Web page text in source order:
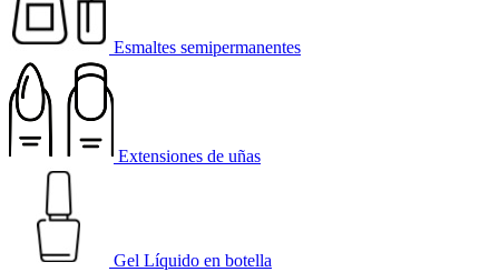
Esmaltes semipermanentes
Extensiones de uñas
Gel Líquido en botella